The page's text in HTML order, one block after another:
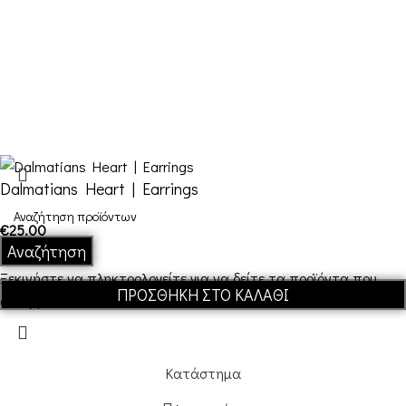
Αναζήτηση
Ξεκινήστε να πληκτρολογείτε για να δείτε τα προϊόντα που
αναζητάτε.
Dalmatians Heart | Earrings
€25,00
ΠΡΟΣΘΉΚΗ ΣΤΟ ΚΑΛΆΘΙ
Κατάστημα